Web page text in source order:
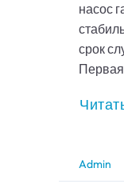
насос
срок
Admin